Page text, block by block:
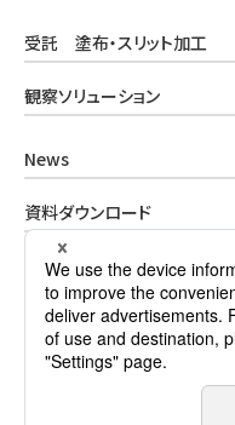
受託 塗布・スリット加工
観察ソリューション
News
資料ダウンロード
お問い合わせ
企業情報 研磨ラボ
Copyright© 2026 Mipox